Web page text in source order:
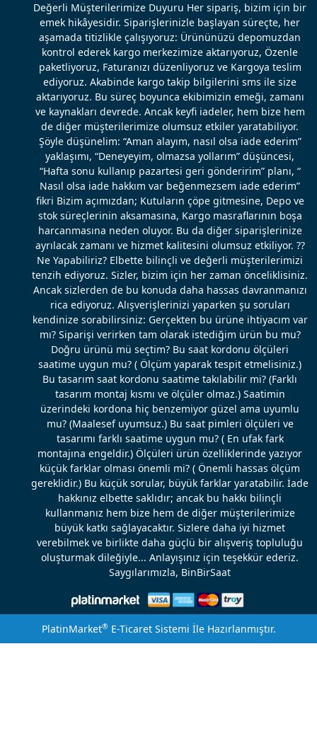
Değerli Müşterilerimize Duyuru Her sipariş, bizim için bir
emek hikâyesidir. Siparişlerinizle başlayan süreçte, her
aşamada titizlikle çalışıyoruz: Ürününüzü depomuzdan
kontrol ederek kargo merkezimize aktarıyoruz, Özenle
paketliyoruz, Faturanızı düzenliyoruz ve Kargoya teslim
ediyoruz. Akabinde kargo takip bilgilerini sms ile size
aktarıyoruz. Bu süreç boyunca ekibimizin emeği, zamanı
ve kaynakları devrede. Ancak keyfi iadeler, hem bize hem
de diğer müşterilerimize olumsuz etkiler yaratabiliyor.
Şöyle düşünelim: “Aman alayım, nasıl olsa iade ederim”
yaklaşımı, “Deneyeyim, olmazsa yollarım” düşüncesi,
“Hafta sonu kullanıp pazartesi geri gönderirim” planı, “
Nasıl olsa iade hakkım var beğenmezsem iade ederim”
fikri Bizim açımızdan; Kutuların çöpe gitmesine, Depo ve
stok süreçlerinin aksamasına, Kargo masraflarının boşa
harcanmasına neden oluyor. Bu da diğer siparişlerinize
ayrılacak zamanı ve hizmet kalitesini olumsuz etkiliyor. ??
Ne Yapabiliriz? Elbette bilinçli ve değerli müşterilerimizi
tenzih ediyoruz. Sizler, bizim için her zaman önceliklisiniz.
Ancak sizlerden de bu konuda daha hassas davranmanızı
rica ediyoruz. Alışverişlerinizi yaparken şu soruları
kendinize sorabilirsiniz: Gerçekten bu ürüne ihtiyacım var
mı? Siparişi verirken tam olarak istediğim ürün bu mu?
Doğru ürünü mü seçtim? Bu saat kordonu ölçüleri
saatime uygun mu? ( Ölçüm yaparak tespit etmelisiniz.)
Bu tasarım saat kordonu saatime takılabilir mi? (Farklı
tasarım montaj kısmı ve ölçüler olmaz.) Saatimin
üzerindeki kordona hiç benzemiyor güzel ama uyumlu
mu? (Maalesef uyumsuz.) Bu saat pimleri ölçüleri ve
tasarımı farklı saatime uygun mu? ( En ufak fark
montajına engeldir.) Ölçüleri ürün özelliklerinde yazıyor
küçük farklar olması önemli mi? ( Önemli hassas ölçüm
gereklidir.) Bu küçük sorular, büyük farklar yaratabilir. İade
hakkınız elbette saklıdır; ancak bu hakkı bilinçli
kullanmanız hem bize hem de diğer müşterilerimize
büyük katkı sağlayacaktır. Sizlere daha iyi hizmet
verebilmek ve birlikte daha güçlü bir alışveriş topluluğu
oluşturmak dileğiyle... Anlayışınız için teşekkür ederiz.
Saygılarımızla, BinBirSaat
PlatinMarket®E-Ticaret Sistemi İle Hazırlanmıştır.